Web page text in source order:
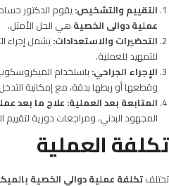
التقييم والتشخيص: يقوم الدكتور
عملية دوالى الخصية هي الحل الأمثل.
التحضيرات والاستعدادات: يشمل إجراء
للتمهيد للعملية.
الإجراء الجراحي: باستخدام
وقطعها أو ربطها بدقة، مع إمكانية
المتابعة بعد العملية: علاج ما بعد
المجهود البدني، ومراجعات دورية لتقييم
تكلفة العملية
تختلفتكلفة عملية دوالي الخصية